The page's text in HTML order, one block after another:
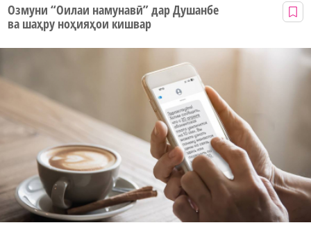
Озмуни “Оилаи намунавӣ” дар Душанбе
ва шаҳру ноҳияҳои кишвар